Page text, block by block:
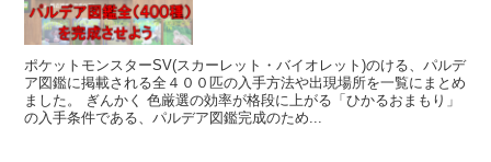
ポケットモンスターSV(スカーレット・バイオレット)のける、パルデ
ア図鑑に掲載される全４００匹の入手方法や出現場所を一覧にまとめ
ました。 ぎんかく 色厳選の効率が格段に上がる「ひかるおまもり」
の入手条件である、パルデア図鑑完成のため...